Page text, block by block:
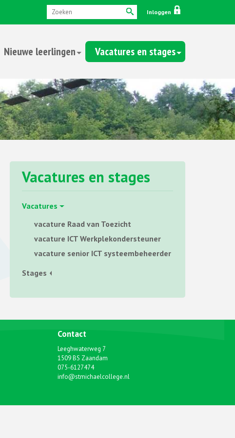
Inloggen
Nieuwe leerlingen Vacatures en stages
Vacatures en stages
Vacatures
vacature Raad van Toezicht
vacature ICT Werkplekondersteuner
vacature senior ICT systeembeheerder
Stages
Contact
Leeghwaterweg 7
1509 BS Zaandam
075-6127474
info@stmichaelcollege.nl